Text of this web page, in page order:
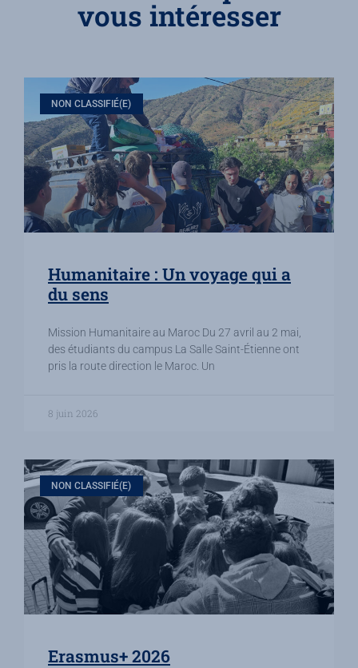
vous intéresser
NON CLASSIFIÉ(E)
Humanitaire : Un voyage qui a
du sens
Mission Humanitaire au Maroc Du 27 avril au 2 mai,
des étudiants du campus La Salle Saint-Étienne ont
pris la route direction le Maroc. Un
8 juin 2026
NON CLASSIFIÉ(E)
Erasmus+ 2026